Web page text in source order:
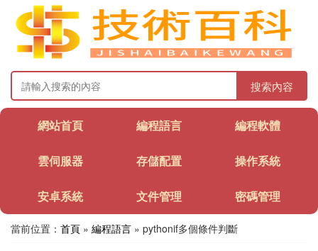
搜索內容
網站首頁 編程語言 編程軟體
雲伺服器 存儲配置 操作系統
安卓系統 文件管理 密碼管理
當前位置： 首頁 » 編程語言 » pythonif多個條件判斷